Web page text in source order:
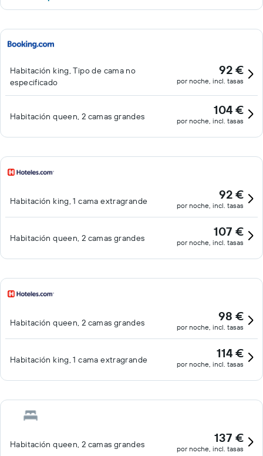
Habitación king, Tipo de cama no
especificado
92 €
por noche, incl. tasas
Habitación queen, 2 camas grandes 104 €
por noche, incl. tasas
Habitación king, 1 cama extragrande 92 €
por noche, incl. tasas
Habitación queen, 2 camas grandes 107 €
por noche, incl. tasas
Habitación queen, 2 camas grandes 98 €
por noche, incl. tasas
Habitación king, 1 cama extragrande 114 €
por noche, incl. tasas
Habitación queen, 2 camas grandes 137 €
por noche, incl. tasas